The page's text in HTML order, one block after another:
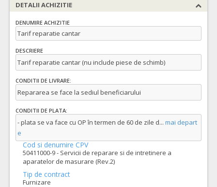
DETALII ACHIZITIE
DENUMIRE ACHIZITIE
Tarif reparatie cantar
DESCRIERE
Tarif reparatie cantar (nu include piese de schimb)
CONDITII DE LIVRARE:
Repararea se face la sediul beneficiarului
CONDITII DE PLATA:
- plata se va face cu OP în termen de 60 de zile d... mai depart
e
Cod si denumire CPV
50411000-9 - Servicii de reparare si de intretinere a
aparatelor de masurare (Rev.2)
Tip de contract
Furnizare